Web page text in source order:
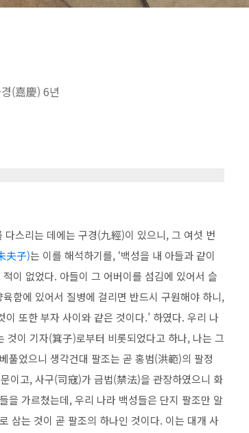
(嘉慶) 6년
스리는 데에는 구경(九經)이 있으니, 그 여섯 번
夫子)는 이를 해석하기를, ‘백성을 내 아들과 같이
이 없었다. 아들이 그 어버이를 섬김에 있어서 슬
함에 있어서 질병에 걸리면 반드시 구원해야 하니,
또한 부자 사이와 같은 것이다.’ 하였다. 우리 나
것이 기자(箕子)로부터 비롯되었다고 하나, 나는 그
풀었으니 생각건대 팔조는 곧 홍범(洪範)의 팔정
이고, 사구(司寇)가 금법(禁法)을 관장하였으니 화
을 가르쳤는데, 우리 나라 백성들은 단지 팔조만 알
로 삼는 것이 곧 팔조의 하나인 것이다. 이는 대개 사